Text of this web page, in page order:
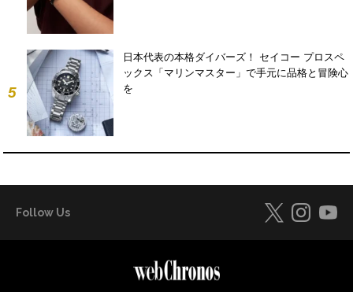
5
日本代表の本格ダイバーズ！ セイコー プロスペ
ックス「マリンマスター」で手元に品格と冒険心
を
Follow Us